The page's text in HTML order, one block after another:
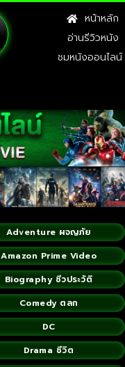
หน้าหลัก
อ่านรีวิวหนัง
ชมหนังออนไลน์
Adventure ผจญภัย
Amazon Prime Video
Biography ชีวประวัติ
Comedy ตลก
DC
Drama ชีวิต